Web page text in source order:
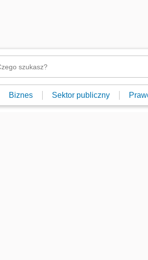
Biznes Sektor publiczny